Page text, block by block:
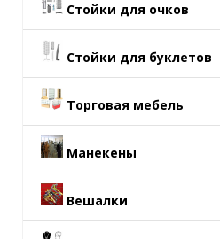
Стойки для очков
Стойки для буклетов
Торговая мебель
Манекены
Вешалки